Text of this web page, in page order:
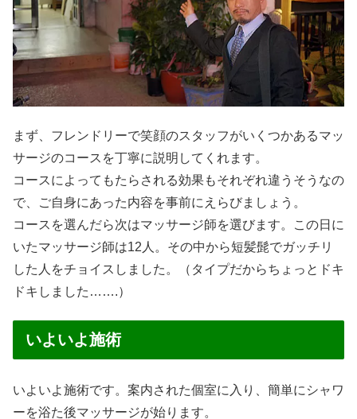
まず、フレンドリーで笑顔のスタッフがいくつかあるマッ
サージのコースを丁寧に説明してくれます。
コースによってもたらされる効果もそれぞれ違うそうなの
で、ご自身にあった内容を事前にえらびましょう。
コースを選んだら次はマッサージ師を選びます。この日に
いたマッサージ師は12人。その中から短髪髭でガッチリ
した人をチョイスしました。（タイプだからちょっとドキ
ドキしました…….）
いよいよ施術
いよいよ施術です。案内された個室に入り、簡単にシャワ
ーを浴た後マッサージが始ります。